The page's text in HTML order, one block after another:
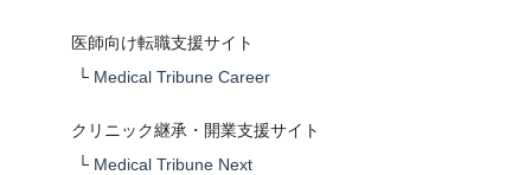
医師向け転職支援サイト
└ Medical Tribune Career
クリニック継承・開業支援サイト
└ Medical Tribune Next